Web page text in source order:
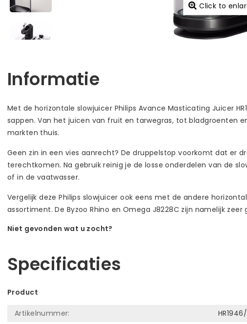
Click to
Informatie
Met de horizontale slowjuicer Philips Avance Masticating Juicer
sappen. Van het juicen van fruit en tarwegras, tot bladgroenten
markten thuis.
Geen zin in een vies aanrecht? De druppelstop voorkomt dat er
terechtkomen. Na gebruik reinig je de losse onderdelen van de
of in de vaatwasser.
Vergelijk deze Philips slowjuicer ook eens met de andere
assortiment. De Byzoo Rhino en Omega J8228C zijn namelijk
Niet gevonden wat u zocht?
Specificaties
Product
Artikelnummer: